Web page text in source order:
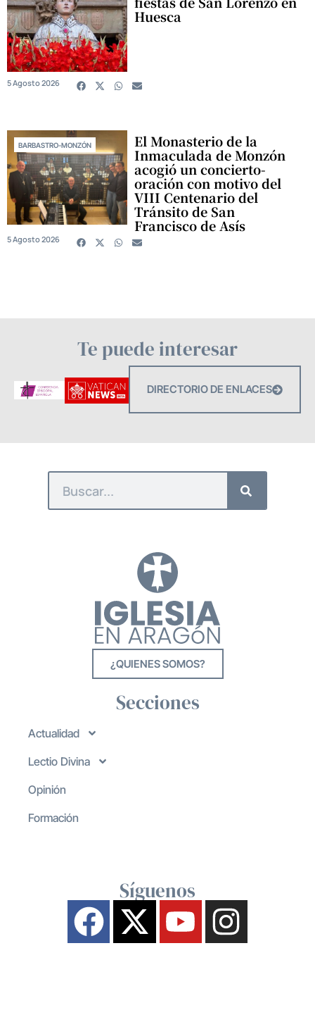
Huesca
5 Agosto 2026
BARBASTRO-MONZÓN El Monasterio de la
Inmaculada de Monzón
acogió un concierto-
oración con motivo del
VIII Centenario del
Tránsito de San
Francisco de Asís
5 Agosto 2026
Te puede interesar
DIRECTORIO DE ENLACES
¿QUIENES SOMOS?
Secciones
Actualidad
Lectio Divina
Opinión
Formación
Síguenos